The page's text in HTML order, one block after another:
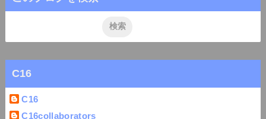
C16
C16
C16collaborators